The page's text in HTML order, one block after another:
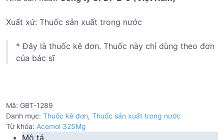
Xuất xứ: Thuốc sản xuất trong nước
* Đây là thuốc kê đơn. Thuốc này chỉ dùng theo đơn
của bác sĩ
Mã: GBT-1289
Danh mục: Thuốc kê đơn, Thuốc sản xuất trong nước
Từ khóa: Acemol 325Mg
Mô tả